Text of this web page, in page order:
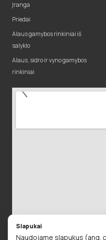
Slapukai
Naudojame slapukus (ang.
Įranga
Priedai
Alaus gamybos rinkiniai iš
salyklo
Alaus, sidro ir vyno gamybos
rinkiniai